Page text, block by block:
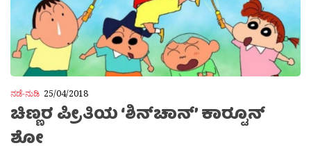
ನಡೆ-ನುಡಿ 25/04/2018
ಚಿಣ್ಣರ ಪ್ರೀತಿಯ ‘ಶಿನ್‌ಚಾನ್’ ಕಾರ‍್ಟೂನ್
ಶೋ